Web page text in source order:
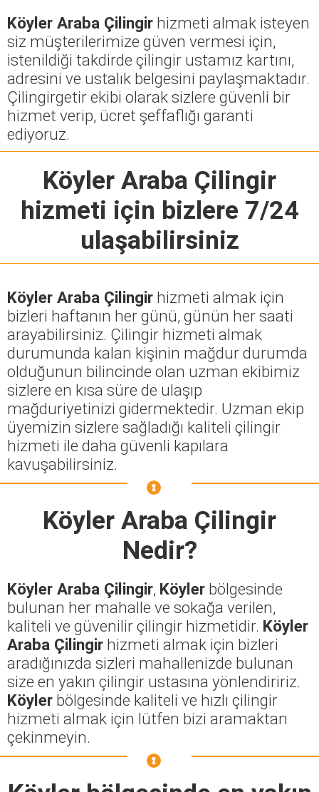
Köyler Araba Çilingir hizmeti almak isteyen
siz müşterilerimize güven vermesi için,
istenildiği takdirde çilingir ustamız kartını,
adresini ve ustalık belgesini paylaşmaktadır.
Çilingirgetir ekibi olarak sizlere güvenli bir
hizmet verip, ücret şeffaflığı garanti
ediyoruz.
Köyler Araba Çilingir
hizmeti için bizlere 7/24
ulaşabilirsiniz
Köyler Araba Çilingir hizmeti almak için
bizleri haftanın her günü, günün her saati
arayabilirsiniz. Çilingir hizmeti almak
durumunda kalan kişinin mağdur durumda
olduğunun bilincinde olan uzman ekibimiz
sizlere en kısa süre de ulaşıp
mağduriyetinizi gidermektedir. Uzman ekip
üyemizin sizlere sağladığı kaliteli çilingir
hizmeti ile daha güvenli kapılara
kavuşabilirsiniz.
Köyler Araba Çilingir
Nedir?
Köyler Araba Çilingir, Köyler bölgesinde
bulunan her mahalle ve sokağa verilen,
kaliteli ve güvenilir çilingir hizmetidir. Köyler
Araba Çilingir hizmeti almak için bizleri
aradığınızda sizleri mahallenizde bulunan
size en yakın çilingir ustasına yönlendiririz.
Köyler bölgesinde kaliteli ve hızlı çilingir
hizmeti almak için lütfen bizi aramaktan
çekinmeyin.